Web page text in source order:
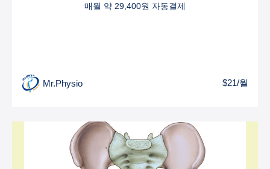
매월 약 29,400원 자동결제
Mr.Physio $21/월